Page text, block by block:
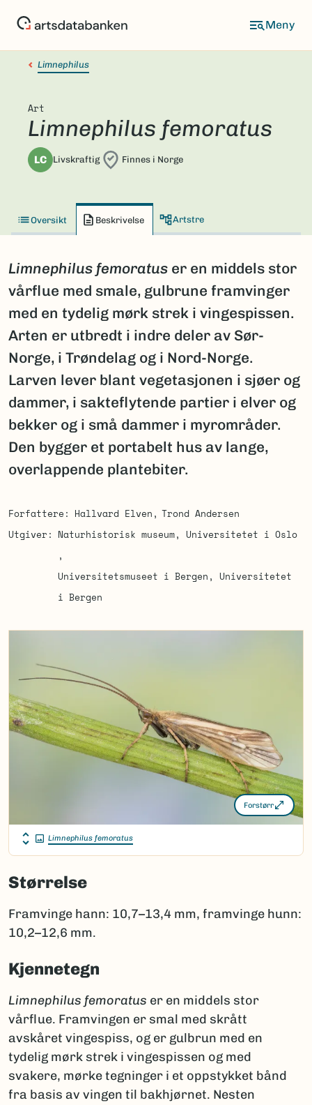
Limnephilus
Art
Limnephilus femoratus
LC Livskraftig Finnes i Norge
Oversikt Beskrivelse Artstre
Limnephilus femoratus er en middels stor
vårflue med smale, gulbrune framvinger
med en tydelig mørk strek i vingespissen.
Arten er utbredt i indre deler av Sør-
Norge, i Trøndelag og i Nord-Norge.
Larven lever blant vegetasjonen i sjøer og
dammer, i sakteflytende partier i elver og
bekker og i små dammer i myrområder.
Den bygger et portabelt hus av lange,
overlappende plantebiter.
Forfattere Hallvard Elven
Trond Andersen
Utgiver
Naturhistorisk museum, Universitetet i Oslo
Universitetsmuseet i Bergen, Universitetet
i Bergen
Forstørr
Limnephilus femoratus
Størrelse
Framvinge hann: 10,7–13,4 mm, framvinge hunn:
10,2–12,6 mm.
Kjennetegn
Limnephilus femoratus er en middels stor
vårflue. Framvingen er smal med skrått
avskåret vingespiss, og er gulbrun med en
tydelig mørk strek i vingespissen og med
svakere, mørke tegninger i et oppstykket bånd
fra basis av vingen til bakhjørnet. Nesten